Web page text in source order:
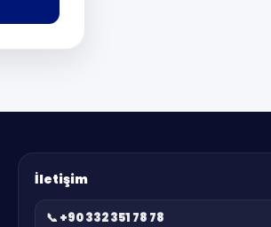
İletişim
📞 +90 332 351 78 78